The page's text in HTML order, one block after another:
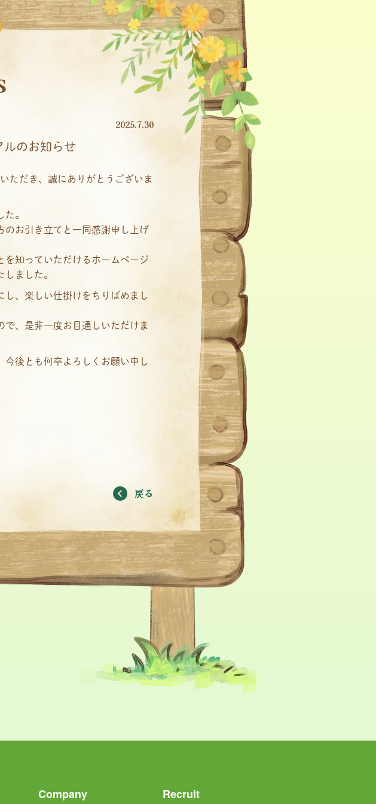
2025.7.30
ルのお知らせ
ただき、誠にありがとうございま
。
のお引き立てと一同感謝申し上げ
を知っていただけるホームページ
ました。
し、楽しい仕掛けをちりばめまし
、是非一度お目通しいただけま
今後とも何卒よろしくお願い申し
戻る
Company Recruit